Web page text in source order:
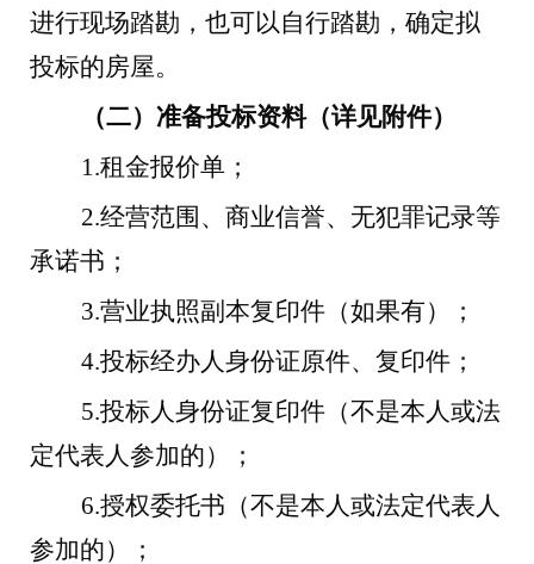
进行现场踏勘，也可以自行踏勘，确定拟
投标的房屋。
（二）准备投标资料（详见附件）
1.租金报价单；
2.经营范围、商业信誉、无犯罪记录等
承诺书；
3.营业执照副本复印件（如果有）；
4.投标经办人身份证原件、复印件；
5.投标人身份证复印件（不是本人或法
定代表人参加的）；
6.授权委托书（不是本人或法定代表人
参加的）；